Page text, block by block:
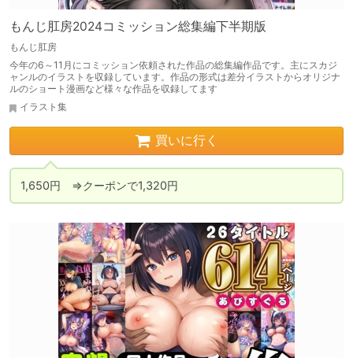
もんじ肛房2024コミッション総集編下半期版
もんじ肛房
今年の6～11月にコミッション依頼された作品の総集編作品です。主にスカジ
ャンルのイラストを収録しています。作品の形式は差分イラストからオリジナ
ルのショート漫画など様々な作品を収録してます
イラスト集
買いに行く
1,650円　⇒クーポンで1,320円